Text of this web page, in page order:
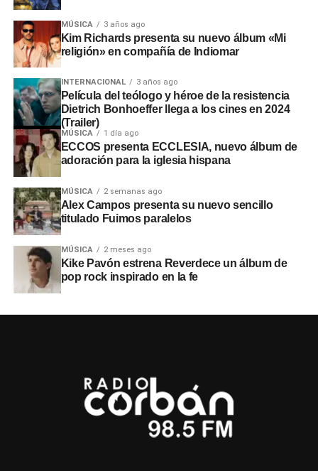
MÚSICA 3 años ago
Kim Richards presenta su nuevo álbum «Mi
religión» en compañía de Indiomar
INTERNACIONAL 3 años ago
Película del teólogo y héroe de la resistencia
Dietrich Bonhoeffer llega a los cines en 2024
(Trailer)
MÚSICA 1 día ago
ECCOS presenta ECCLESIA, nuevo álbum de
adoración para la iglesia hispana
MÚSICA 2 semanas ago
Alex Campos presenta su nuevo sencillo
titulado Fuimos paralelos
MÚSICA 2 meses ago
Kike Pavón estrena Reverdece un álbum de
pop rock inspirado en la fe